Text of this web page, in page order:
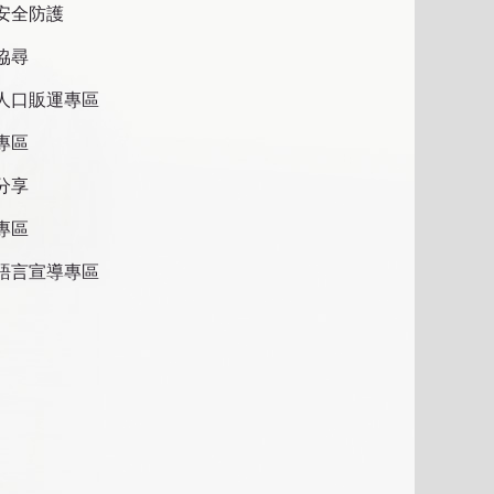
全防護
尋
口販運專區
區
享
區
言宣導專區